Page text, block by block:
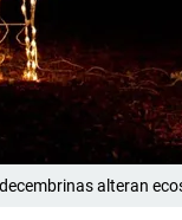
alteran